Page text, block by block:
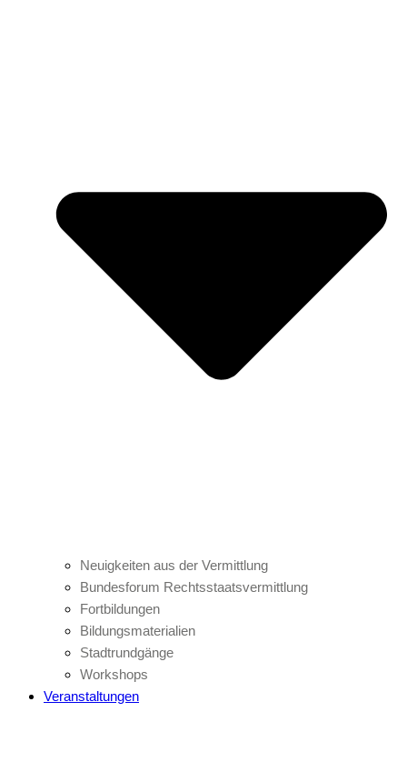
Neuigkeiten aus der Vermittlung
Bundesforum Rechtsstaatsvermittlung
Fortbildungen
Bildungsmaterialien
Stadtrundgänge
Workshops
Veranstaltungen